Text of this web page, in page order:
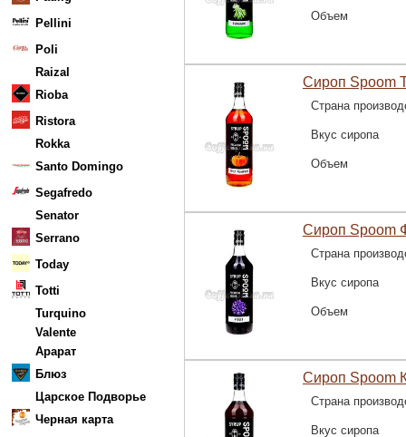
Pellini
Poli
Raizal
Rioba
Ristora
Rokka
Santo Domingo
Segafredo
Senator
Serrano
Today
Totti
Turquino
Valente
Арарат
Блюз
Царское Подворье
Черная карта
Объем
Сироп Spoom
Страна
Вкус сиропа
Объем
Сироп Spoom
Страна
Вкус сиропа
Объем
Сироп Spoom
Страна
Вкус сиропа